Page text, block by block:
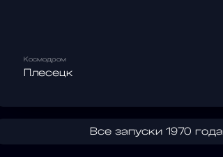
Космодром
Плесецк
Все запуски 1970 года